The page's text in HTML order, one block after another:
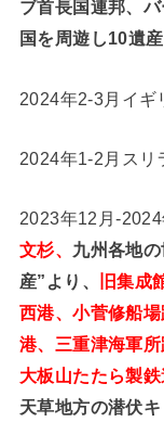
ブ首長国連邦、
国を周遊し10遺産
2024年2-3月イギ
2024年1-2月スリ
2023年12月-2024
文杉、 九州各地
産”より、
旧集成
西港、小菅修船
港、三重津海軍
大板山たたら製
天草地方の潜伏